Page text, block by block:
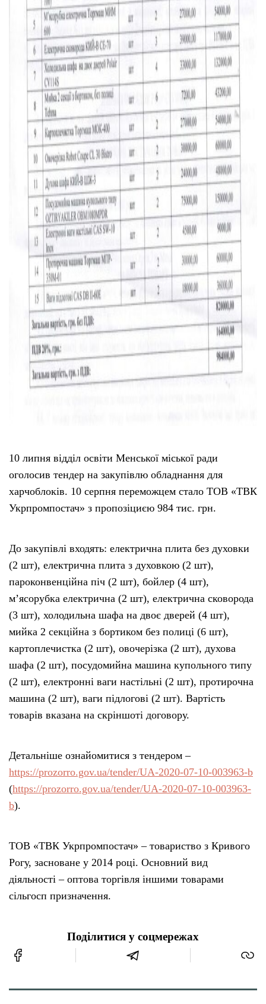
10 липня відділ освіти Менської міської ради
оголосив тендер на закупівлю обладнання для
харчоблоків. 10 серпня переможцем стало ТОВ «ТВК
Укрпромпостач» з пропозіциєю 984 тис. грн.
До закупівлі входять: електрична плита без духовки
(2 шт), електрична плита з духовкою (2 шт),
пароконвенційна піч (2 шт), бойлер (4 шт),
м’ясорубка електрична (2 шт), електрична сковорода
(3 шт), холодильна шафа на двоє дверей (4 шт),
мийка 2 секційна з бортиком без полиці (6 шт),
картоплечистка (2 шт), овочерізка (2 шт), духова
шафа (2 шт), посудомийна машина купольного типу
(2 шт), електронні ваги настільні (2 шт), протирочна
машина (2 шт), ваги підлогові (2 шт). Вартість
товарів вказана на скріншоті договору.
Детальніше ознайомитися з тендером –
https://prozorro.gov.ua/tender/UA-2020-07-10-003963-b
(https://prozorro.gov.ua/tender/UA-2020-07-10-003963-
b).
ТОВ «ТВК Укрпромпостач» – товариство з Кривого
Рогу, засноване у 2014 році. Основний вид
діяльності – оптова торгівля іншими товарами
сільгосп призначення.
Поділитися у соцмережах